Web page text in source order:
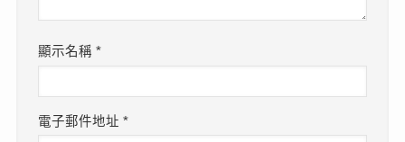
顯示名稱*
電子郵件地址*